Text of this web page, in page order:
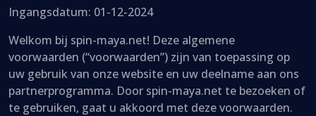
Ingangsdatum: 01-12-2024
Welkom bij spin-maya.net! Deze algemene
voorwaarden (“voorwaarden”) zijn van toepassing op
uw gebruik van onze website en uw deelname aan ons
partnerprogramma. Door spin-maya.net te bezoeken of
te gebruiken, gaat u akkoord met deze voorwaarden.